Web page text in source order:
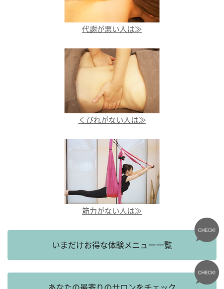
代謝が悪い人は≫
くびれがない人は≫
筋力がない人は≫
いまだけお得な体験メニュー一覧